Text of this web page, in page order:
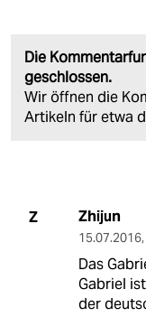
Die
geschlossen.
Wir öffnen die
Artikeln für etwa
Z Zhijun
15.07.2016,
Das
Gabriel
der